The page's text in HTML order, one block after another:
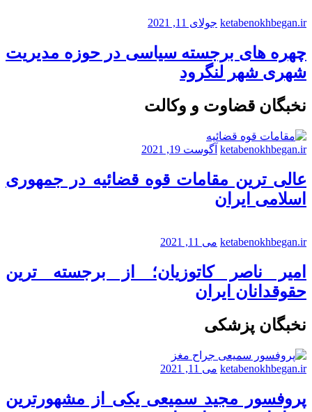
ketabenokhbegan.ir جولای 11, 2021
چهره های برجسته سیاسی در حوزه مدیریت
شهری شهر لنگرود
نخبگان قضاوت و وکالت
ketabenokhbegan.ir آگوست 19, 2021
عالی ترین مقامات قوه قضائیه در جمهوری
اسلامی ایران
ketabenokhbegan.ir می 11, 2021
امیر ناصر کاتوزیان؛ از برجسته ترین
حقوقدانان ایران
نخبگان پزشکی
ketabenokhbegan.ir می 11, 2021
پروفسور مجید سمیعی یکی از مشهورترین